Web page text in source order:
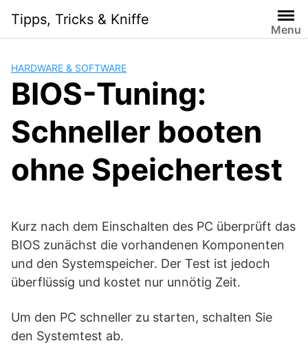
content
Tipps, Tricks & Kniffe
Menu
HARDWARE & SOFTWARE
BIOS-Tuning:
Schneller booten
ohne Speichertest
Kurz nach dem Einschalten des PC überprüft das
BIOS zunächst die vorhandenen Komponenten
und den Systemspeicher. Der Test ist jedoch
überflüssig und kostet nur unnötig Zeit.
Um den PC schneller zu starten, schalten Sie
den Systemtest ab.